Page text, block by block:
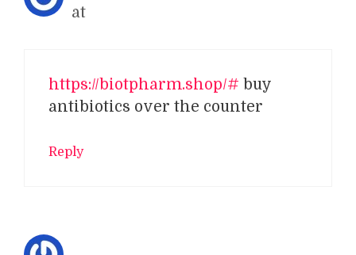
at
https://biotpharm.shop/# buy
antibiotics over the counter
Reply